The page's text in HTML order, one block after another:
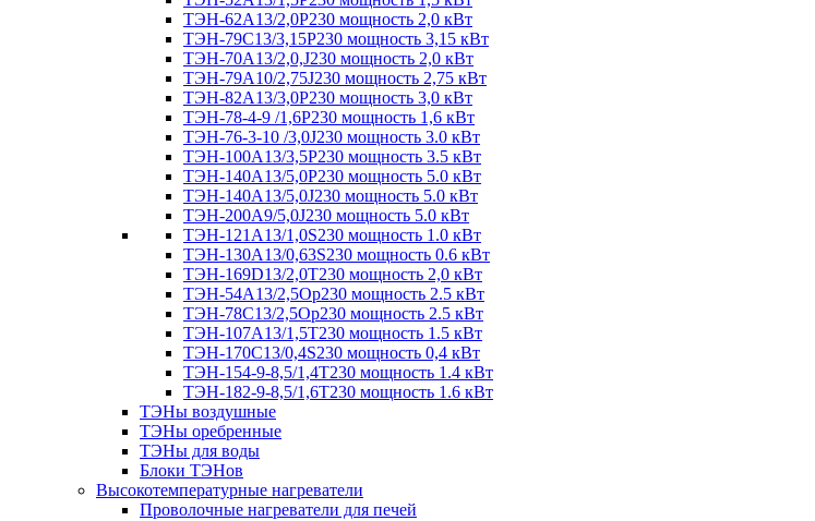
ТЭН-62А13/2,0Р230 мощность 2,0 кВт
ТЭН-79С13/3,15Р230 мощность 3,15 кВт
ТЭН-70А13/2,0,J230 мощность 2,0 кВт
ТЭН-79А10/2,75J230 мощность 2,75 кВт
ТЭН-82А13/3,0Р230 мощность 3,0 кВт
ТЭН-78-4-9 /1,6P230 мощность 1,6 кВт
ТЭН-76-3-10 /3,0J230 мощность 3.0 кВт
ТЭН-100А13/3,5Р230 мощность 3.5 кВт
ТЭН-140А13/5,0Р230 мощность 5.0 кВт
ТЭН-140А13/5,0J230 мощность 5.0 кВт
ТЭН-200А9/5,0J230 мощность 5.0 кВт
ТЭН-121А13/1,0S230 мощность 1.0 кВт
ТЭН-130А13/0,63S230 мощность 0.6 кВт
ТЭН-169D13/2,0T230 мощность 2,0 кВт
ТЭН-54А13/2,5Ор230 мощность 2.5 кВт
ТЭН-78С13/2,5Ор230 мощность 2.5 кВт
ТЭН-107А13/1,5Т230 мощность 1.5 кВт
ТЭН-170C13/0,4S230 мощность 0,4 кВт
ТЭН-154-9-8,5/1,4Т230 мощность 1.4 кВт
ТЭН-182-9-8,5/1,6Т230 мощность 1.6 кВт
ТЭНы воздушные
ТЭНы оребренные
ТЭНы для воды
Блоки ТЭНов
Высокотемпературные нагреватели
Проволочные нагреватели для печей